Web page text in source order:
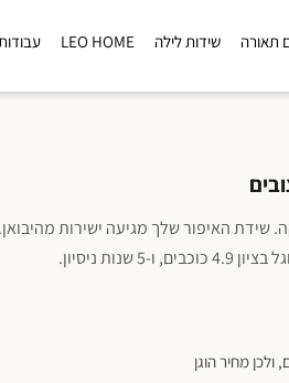
תאורה שידות לילה LEO HOME
האיפור שלך מגיעה ישירות
מחיר הוגן